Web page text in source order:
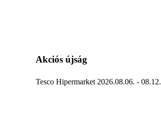
Akciós újság
Tesco Hipermarket 2026.08.06. - 08.12.